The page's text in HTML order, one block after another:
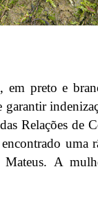
em preto e
Relações de
uma
Mateus. A